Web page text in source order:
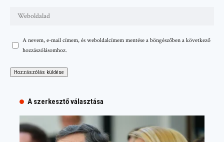
A nevem, e-mail címem, és weboldalcímem mentése a böngészőben a következő
hozzászólásomhoz.
A szerkesztő választása